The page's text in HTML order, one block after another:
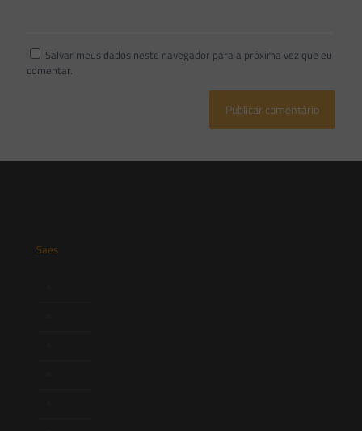
Salvar meus dados neste navegador para a próxima vez que eu
comentar.
Saes